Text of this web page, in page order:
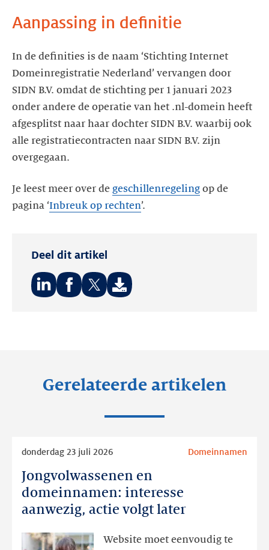
Aanpassing in definitie
In de definities is de naam ‘Stichting Internet
Domeinregistratie Nederland’ vervangen door
SIDN B.V. omdat de stichting per 1 januari 2023
onder andere de operatie van het .nl-domein heeft
afgesplitst naar haar dochter SIDN B.V. waarbij ook
alle registratiecontracten naar SIDN B.V. zijn
overgegaan.
Je leest meer over de geschillenregeling op de
pagina ‘Inbreuk op rechten’.
Deel dit artikel
Gerelateerde artikelen
Jongvolwassenen en
domeinnamen: interesse
aanwezig, actie volgt later
donderdag 23 juli 2026 Domeinnamen
Website moet eenvoudig te
Jongvolwassenen
aanwezig,